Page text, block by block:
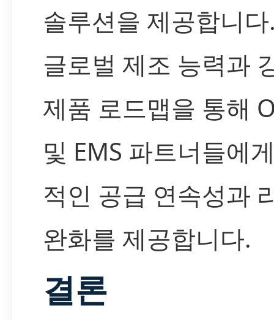
솔루션을 제공합니
글로벌 제조 능력과
제품 로드맵을 통해
및 EMS 파트너들에
적인 공급 연속성과
완화를 제공합니다.
결론